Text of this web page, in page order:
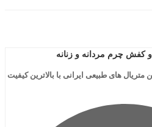
و زنانه
ایرانی با بالاترین کیفیت